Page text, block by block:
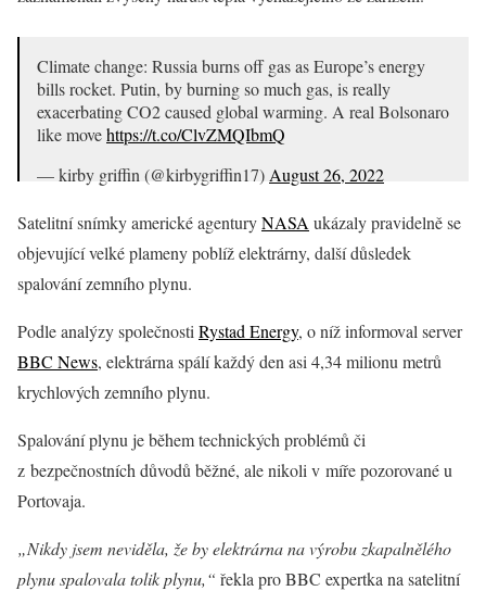
Climate change: Russia burns off gas as Europe’s energy
bills rocket. Putin, by burning so much gas, is really
exacerbating CO2 caused global warming. A real Bolsonaro
like movehttps://t.co/ClvZMQIbmQ
— kirby griffin (@kirbygriffin17) August 26, 2022
Satelitní snímky americké agenturyNASA ukázaly pravidelně se
objevující velké plameny poblíž elektrárny, další důsledek
spalování zemního plynu.
Podle analýzy společnosti Rystad Energy, o níž informoval server
BBC News, elektrárna spálí každý den asi 4,34 milionu metrů
krychlových zemního plynu.
Spalování plynu je během technických problémů či
z bezpečnostních důvodů běžné, ale nikoli v míře pozorované u
Portovaja.
„Nikdy jsem neviděla, že by elektrárna na výrobu zkapalnělého
plynu spalovala tolik plynu,“ řekla pro BBC expertka na satelitní